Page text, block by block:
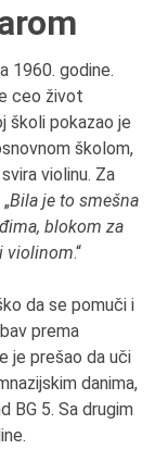
1960. godine.
ceo život
školi pokazao je
školom,
violinu. Za
Bila je to smešna
blokom za
violinom.“
da se pomuči i
prema
je prešao da uči
danima,
BG 5. Sa drugim